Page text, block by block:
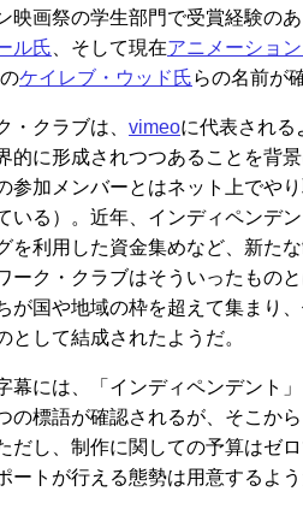
映画祭の学生部門で受賞経験のあ
ル氏 、そして現在アニメーショ
ケイレブ・ウッド氏らの名前が
・クラブは、 vimeoに代表される
的に形成されつつあることを背
参加メンバーとはネット上でや
いる）。近年、インディペンデ
を利用した資金集めなど、新た
ーク・クラブはそういったもの
が国や地域の枠を超えて集まり
として結成されたようだ。
幕には、「インディペンデント
の標語が確認されるが、そこか
だし、制作に関しての予算はゼ
ートが行える態勢は用意するよう